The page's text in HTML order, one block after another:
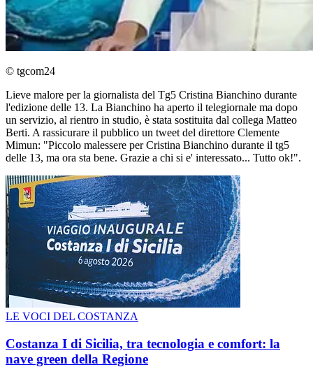
© tgcom24
Lieve malore per la giornalista del Tg5 Cristina Bianchino durante
l'edizione delle 13. La Bianchino ha aperto il telegiornale ma dopo
un servizio, al rientro in studio, è stata sostituita dal collega Matteo
Berti. A rassicurare il pubblico un tweet del direttore Clemente
Mimun: "Piccolo malessere per Cristina Bianchino durante il tg5
delle 13, ma ora sta bene. Grazie a chi si e' interessato... Tutto ok!".
LE VOCI DEL COSTANZA
Costanza I di Sicilia, tra tecnologia e comfort: la
nave green della Regione